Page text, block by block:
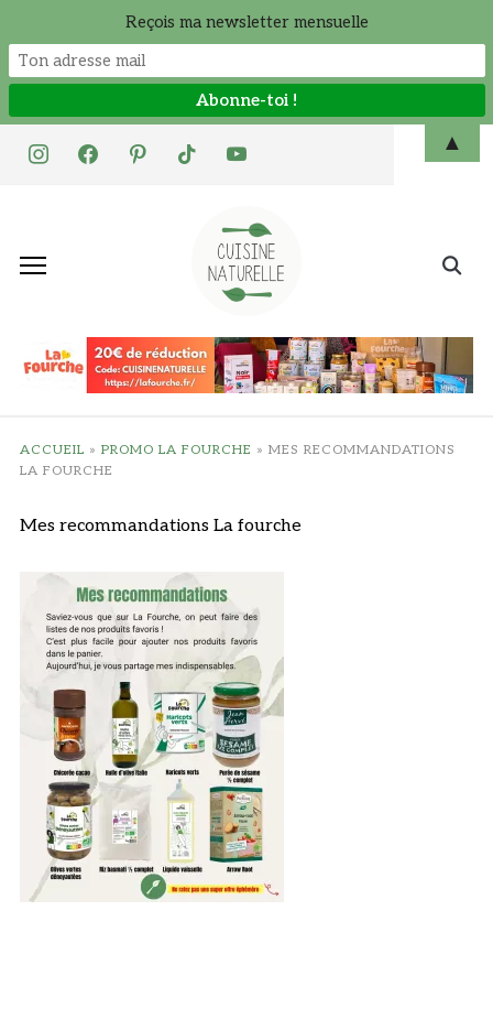
instagramfacebookpinteresttiktok youtube
Search
ACCUEIL » PROMO LA FOURCHE » MES RECOMMANDATIONS
LA FOURCHE
Mes recommandations La fourche
Reçois ma newsletter mensuelle
▲